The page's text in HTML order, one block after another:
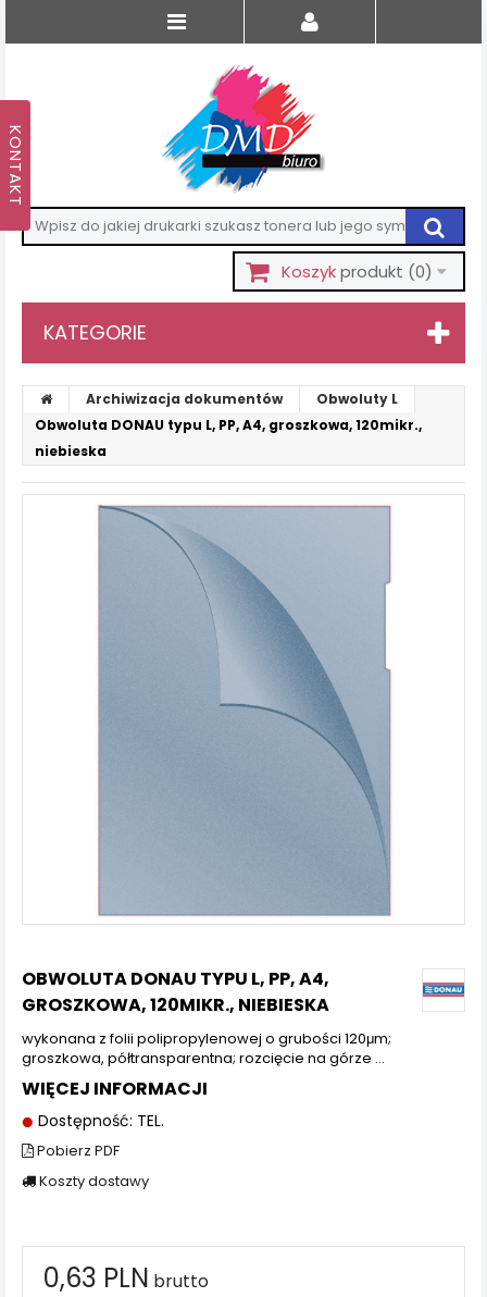
Koszykprodukt (0)
KATEGORIE
Archiwizacja dokumentów
Obwoluty L
Obwoluta DONAU typu L, PP, A4, groszkowa, 120mikr.,
niebieska
OBWOLUTA DONAU TYPU L, PP, A4,
GROSZKOWA, 120MIKR., NIEBIESKA
wykonana z folii polipropylenowej o grubości 120μm;
groszkowa, półtransparentna; rozcięcie na górze ...
WIĘCEJ INFORMACJI
Dostępność: TEL.
Pobierz PDF
Koszty dostawy
0,63 PLN brutto